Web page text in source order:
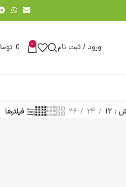
ورود / ثبت نام 0
0
12
24
36 فیلترها